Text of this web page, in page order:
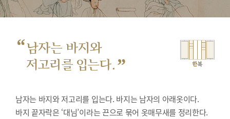
“남자는 바지와
저고리를 입는다. ” 한복
남자는 바지와 저고리를 입는다. 바지는 남자의 아래옷이다.
바지 끝자락은 ‘대님’이라는 끈으로 묶어 옷매무새를 정리한다.